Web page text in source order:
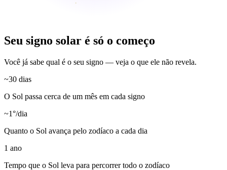
Seu signo solar é só o começo
Você já sabe qual é o seu signo — veja o que ele não revela.
~30 dias
O Sol passa cerca de um mês em cada signo
~1°/dia
Quanto o Sol avança pelo zodíaco a cada dia
1 ano
Tempo que o Sol leva para percorrer todo o zodíaco